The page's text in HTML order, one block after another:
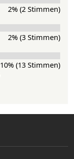
2% (2 Stimmen)
2% (3 Stimmen)
10% (13 Stimmen)